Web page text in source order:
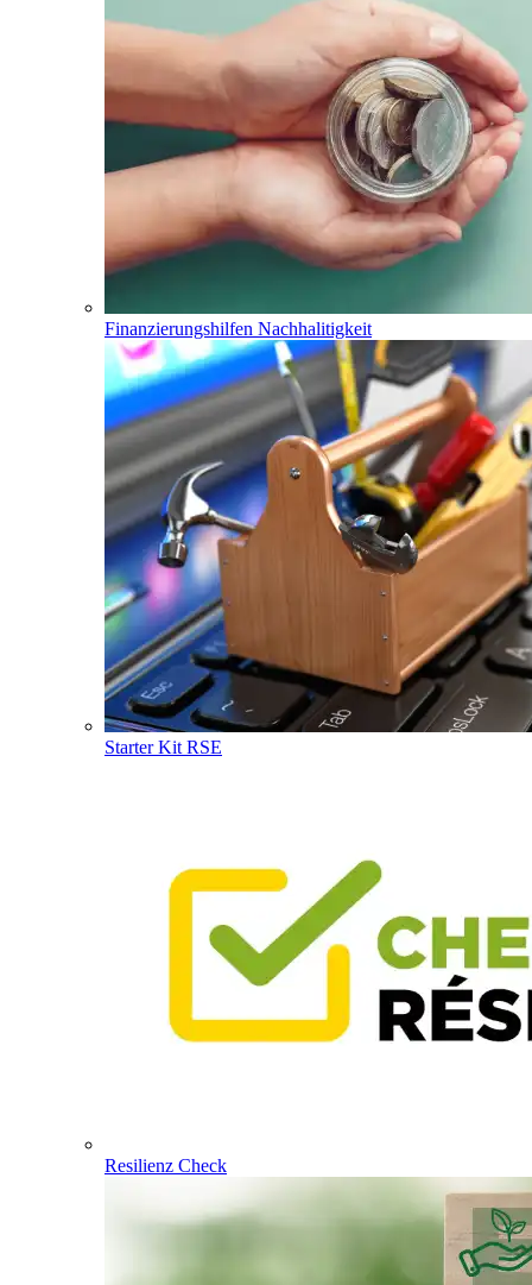
Finanzierungshilfen Nachhalitigkeit
Starter Kit RSE
Resilienz Check